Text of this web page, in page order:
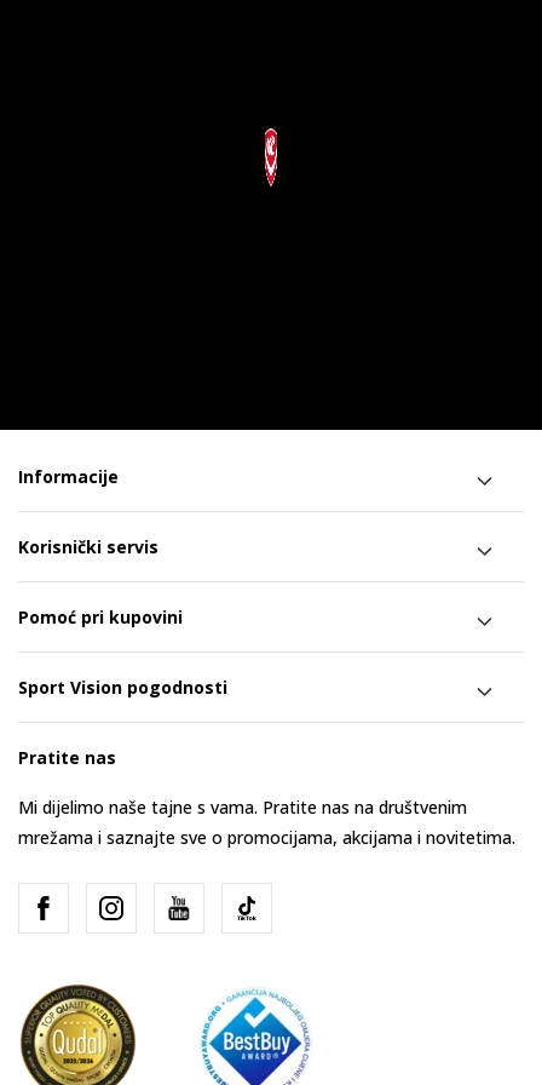
Informacije
Korisnički servis
Pomoć pri kupovini
Sport Vision pogodnosti
Pratite nas
Mi dijelimo naše tajne s vama. Pratite nas na društvenim
mrežama i saznajte sve o promocijama, akcijama i novitetima.